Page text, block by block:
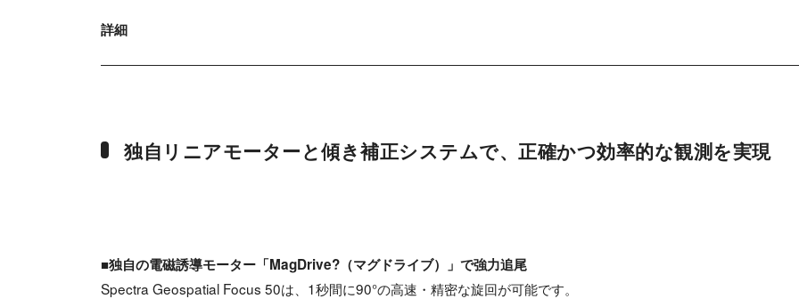
詳細
独自リニアモーターと傾き補正システムで、正確かつ効率的な観測を実現
■独自の電磁誘導モーター「MagDrive?（マグドライブ）」で強力追尾
Spectra Geospatial Focus 50は、1秒間に90°の高速・精密な旋回が可能です。